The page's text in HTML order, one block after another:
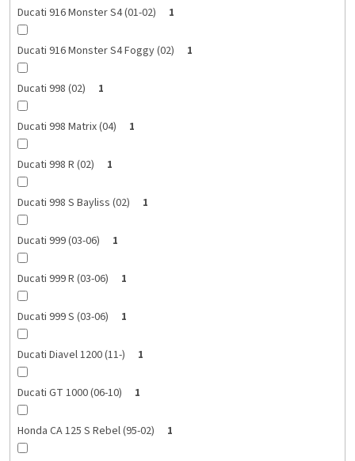
Ducati 916 Monster S4 (01-02) 1
Ducati 916 Monster S4 Foggy (02) 1
Ducati 998 (02) 1
Ducati 998 Matrix (04) 1
Ducati 998 R (02) 1
Ducati 998 S Bayliss (02) 1
Ducati 999 (03-06) 1
Ducati 999 R (03-06) 1
Ducati 999 S (03-06) 1
Ducati Diavel 1200 (11-) 1
Ducati GT 1000 (06-10) 1
Honda CA 125 S Rebel (95-02) 1